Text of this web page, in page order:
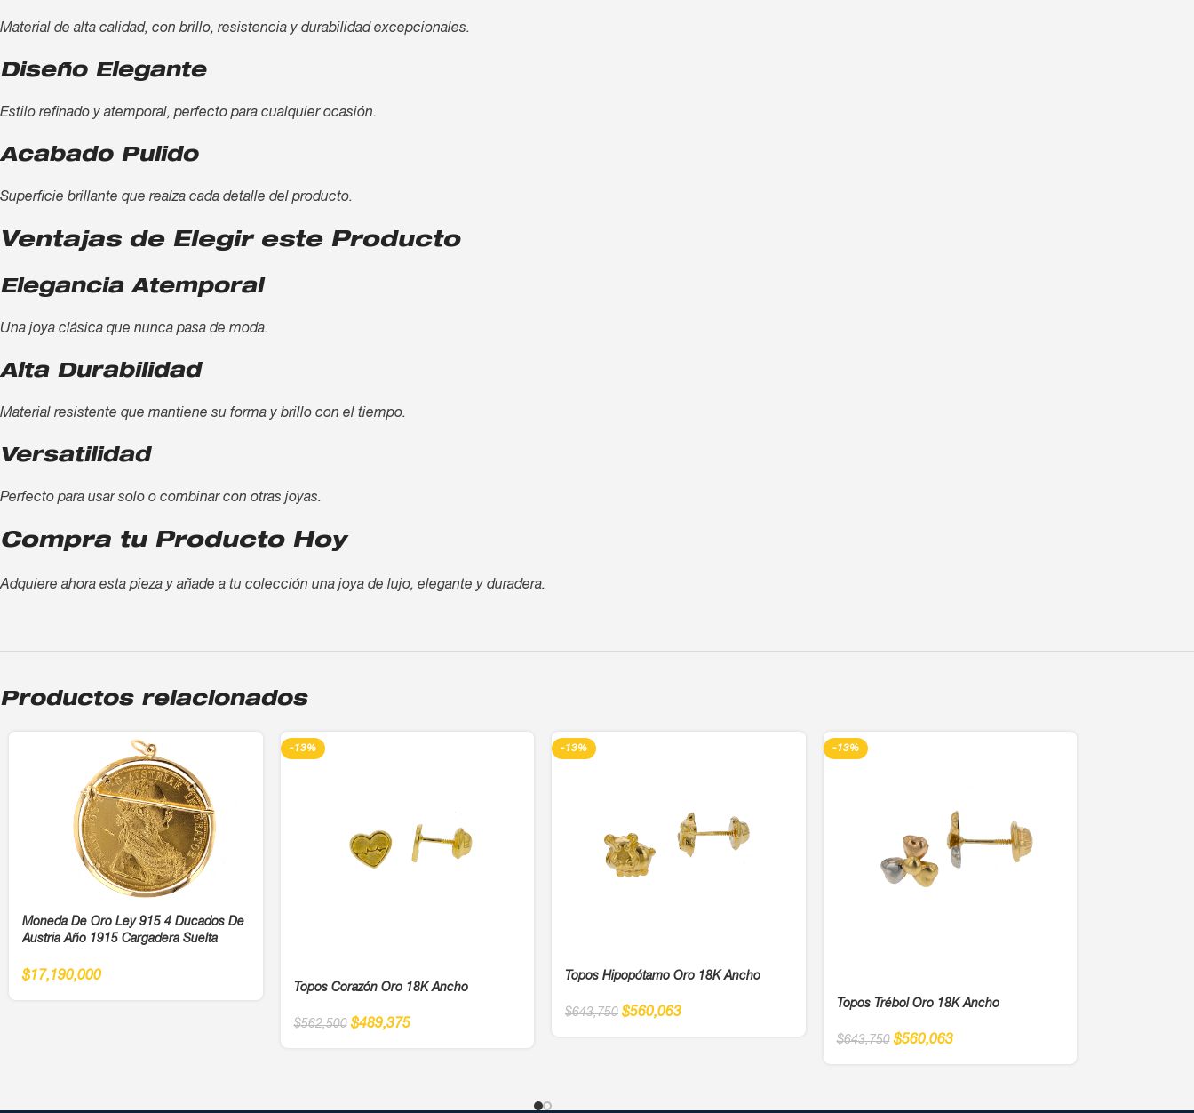
Material de alta calidad, con brillo, resistencia y durabilidad excepcionales.
Diseño Elegante
Estilo refinado y atemporal, perfecto para cualquier ocasión.
Acabado Pulido
Superficie brillante que realza cada detalle del producto.
Ventajas de Elegir este Producto
Elegancia Atemporal
Una joya clásica que nunca pasa de moda.
Alta Durabilidad
Material resistente que mantiene su forma y brillo con el tiempo.
Versatilidad
Perfecto para usar solo o combinar con otras joyas.
Compra tu Producto Hoy
Adquiere ahora esta pieza y añade a tu colección una joya de lujo, elegante y duradera.
Productos relacionados
Moneda De Oro Ley 915 4 Ducados De
Austria Año 1915 Cargadera Suelta
$17,190,000
-13%
Topos Corazón Oro 18K Ancho
$562,500 $489,375
-13%
Topos Hipopótamo Oro 18K Ancho
$643,750 $560,063
-13%
Topos Trébol Oro 18K Ancho
$643,750 $560,063